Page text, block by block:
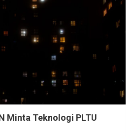
Minta Teknologi PLTU